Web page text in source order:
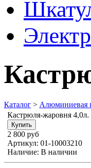
Каталог > Алюминиевая
Кастрюля-жаровня 4,0л.
2 800 руб
Артикул: 01-10003210
Наличие: В наличии